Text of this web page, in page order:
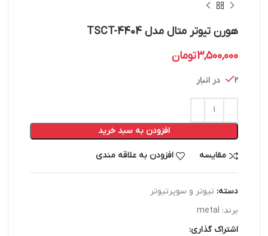
هورن تیوتر متال مدل TSCT-4404
3,500,000تومان
2 در انبار
افزودن به سبد خرید
مقایسه افزودن به علاقه مندی
دسته: تیوتر و سوپرتیوتر
برند: metal
اشتراک گذاری: